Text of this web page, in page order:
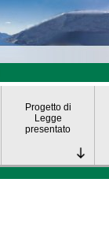
Progetto di
Legge
presentato